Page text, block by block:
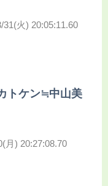
31(火) 20:05:11.60
トケン≒中山美
月) 20:27:08.70